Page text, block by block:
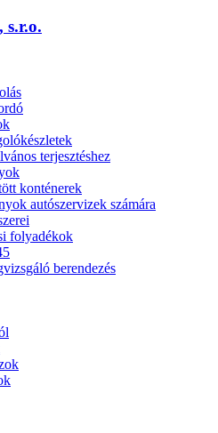
terjesztéshez
konténerek
autószervizek számára
folyadékok
berendezés